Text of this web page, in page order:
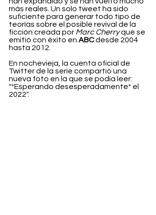
más reales. Un solo tweet ha sido
suficiente para generar todo tipo de
teorías sobre el posible revival de la
ficción creada por Marc Cherry que se
emitió con éxito en ABC desde 2004
hasta 2012.
En nochevieja, la cuenta oficial de
Twitter de la serie compartió una
nueva foto en la que se podía leer:
"*Esperando desesperadamente* el
2022".